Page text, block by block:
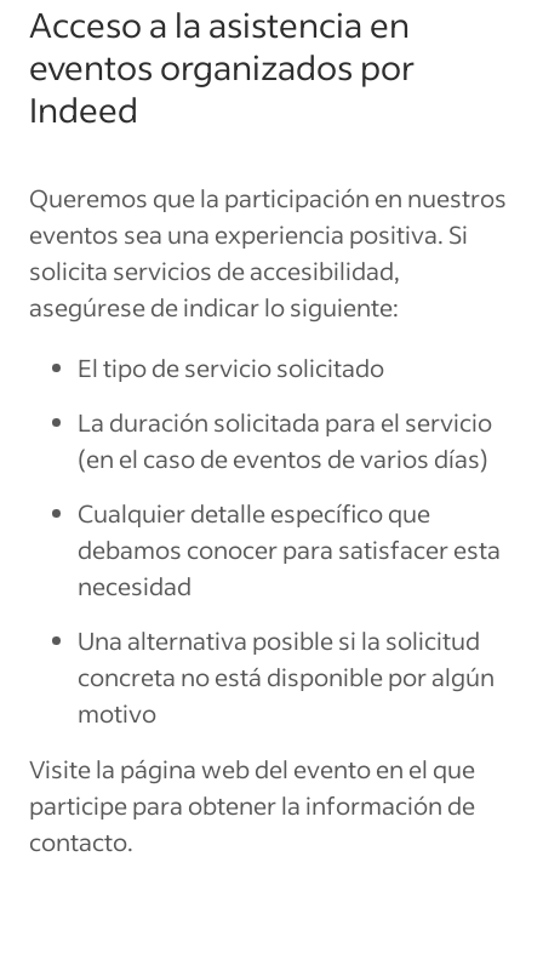
Acceso a la asistencia en
eventos organizados por
Indeed
Queremos que la participación en nuestros
eventos sea una experiencia positiva. Si
solicita servicios de accesibilidad,
asegúrese de indicar lo siguiente:
El tipo de servicio solicitado
La duración solicitada para el servicio
(en el caso de eventos de varios días)
Cualquier detalle específico que
debamos conocer para satisfacer esta
necesidad
Una alternativa posible si la solicitud
concreta no está disponible por algún
motivo
Visite la página web del evento en el que
participe para obtener la información de
contacto.